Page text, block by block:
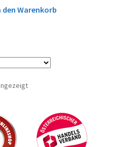
den Warenkorb